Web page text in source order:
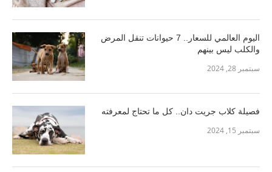
اليوم العالمي للسعار.. 7 حيوانات تنقل المرض
والكلب ليس بينهم
سبتمبر 28, 2024
فصيلة كلاب جريت دان.. كل ما تحتاج لمعرفته
سبتمبر 15, 2024